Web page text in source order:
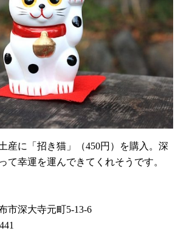
産に「招き猫」（450円）を購入。深
て幸運を運んできてくれそうです。
深大寺元町5-13-6